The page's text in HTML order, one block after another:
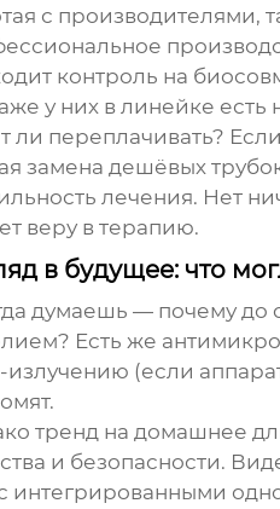
с производителями,
контроль на
у них в линейке
ли переплачивать?
замена дешёвых
лечения. Нет
веру в терапию.
в будущее: что
думаешь — почему до
Есть же
(если
тренд на домашнее
и безопасности.
интегрированными